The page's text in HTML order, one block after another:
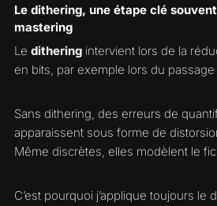
Le dithering, une étape clé
mastering
Le ditheringintervient lors de la
en bits, par exemple lors du
Sans dithering, des erreurs de
apparaissent sous forme de
Même discrètes, elles modèlent le
C’est pourquoi j’applique toujours le